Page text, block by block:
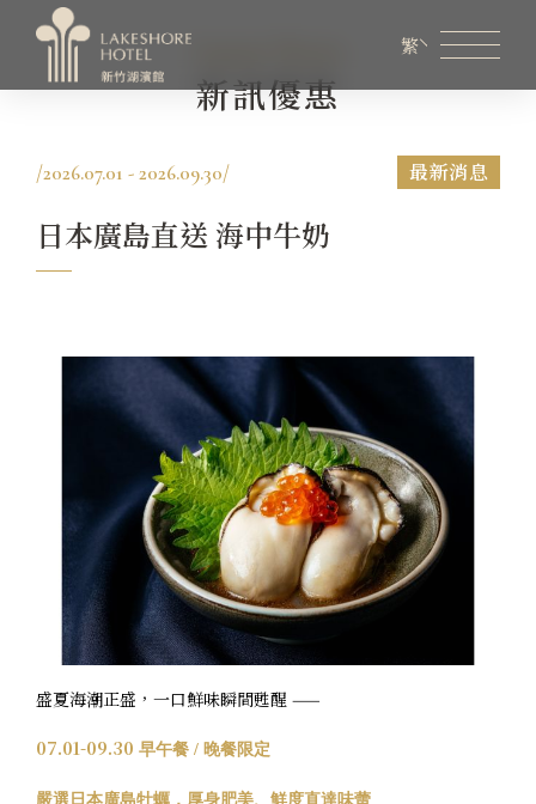
繁
新訊優惠
/2026.07.01 - 2026.09.30/ 最新消息
日本廣島直送 海中牛奶
盛夏海潮正盛，一口鮮味瞬間甦醒 ——
07.01-09.30 早午餐 / 晚餐限定
嚴選日本廣島牡蠣，厚身肥美、鮮度直達味蕾
線上旅展券使用說明
客房資訊
設施服務
煙波早午餐
永續專區